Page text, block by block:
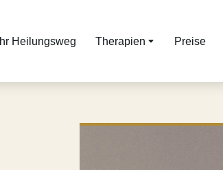
Ihr Heilungsweg Therapien Preise